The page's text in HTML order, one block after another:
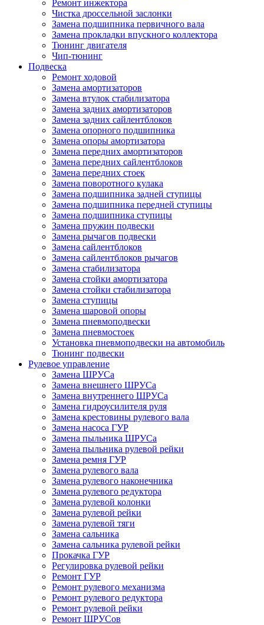
Ремонт инжектора
Чистка дроссельной заслонки
Замена подшипника первичного вала
Замена прокладки впускного коллектора
Тюнинг двигателя
Чип-тюнинг
Подвеска
Ремонт ходовой
Замена амортизаторов
Замена втулок стабилизатора
Замена задних амортизаторов
Замена задних сайлентблоков
Замена опорного подшипника
Замена опоры амортизатора
Замена передних амортизаторов
Замена передних сайлентблоков
Замена передних стоек
Замена поворотного кулака
Замена подшипника задней ступицы
Замена подшипника передней ступицы
Замена подшипника ступицы
Замена пружин подвески
Замена рычагов подвески
Замена сайлентблоков
Замена сайлентблоков рычагов
Замена стабилизатора
Замена стойки амортизатора
Замена стойки стабилизатора
Замена ступицы
Замена шаровой опоры
Замена пневмоподвески
Замена пневмостоек
Установка пневмоподвески на автомобиль
Тюнинг подвески
Рулевое управление
Замена ШРУСа
Замена внешнего ШРУСа
Замена внутреннего ШРУСа
Замена гидроусилителя руля
Замена крестовины рулевого вала
Замена насоса ГУР
Замена пыльника ШРУСа
Замена пыльника рулевой рейки
Замена ремня ГУР
Замена рулевого вала
Замена рулевого наконечника
Замена рулевого редуктора
Замена рулевой колонки
Замена рулевой рейки
Замена рулевой тяги
Замена сальника
Замена сальника рулевой рейки
Прокачка ГУР
Регулировка рулевой рейки
Ремонт ГУР
Ремонт рулевого механизма
Ремонт рулевого редуктора
Ремонт рулевой рейки
Ремонт ШРУСов